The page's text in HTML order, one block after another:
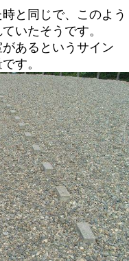
と同じで、このよう
いたそうです。
あるというサイン
す。